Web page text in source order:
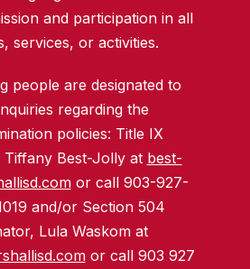
and participation in all
services, or activities.
people are designated to
regarding the
policies: Title IX
Tiffany Best-Jolly at best-
or call 903-927-
and/or Section 504
Lula Waskom at
or call 903 927